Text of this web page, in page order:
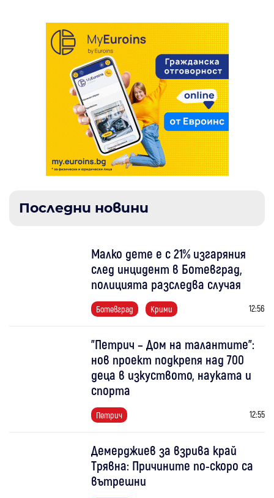
Последни новини
Малко дете е с 21% изгаряния
след инцидент в Ботевград,
полицията разследва случая
Ботевград Крими 12:56
"Петрич – Дом на талантите":
нов проект подкрепя над 700
деца в изкуството, науката и
спорта
Петрич 12:55
Демерджиев за взрива край
Трявна: Причините по-скоро са
вътрешни